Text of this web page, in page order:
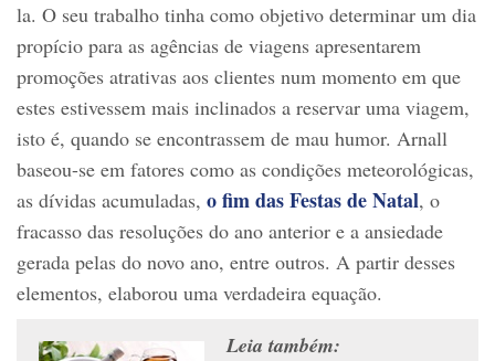
la. O seu trabalho tinha como objetivo determinar um dia
propício para as agências de viagens apresentarem
promoções atrativas aos clientes num momento em que
estes estivessem mais inclinados a reservar uma viagem,
isto é, quando se encontrassem de mau humor. Arnall
baseou-se em fatores como as condições meteorológicas,
as dívidas acumuladas, o fim das Festas de Natal, o
fracasso das resoluções do ano anterior e a ansiedade
gerada pelas do novo ano, entre outros. A partir desses
elementos, elaborou uma verdadeira equação.
Leia também: